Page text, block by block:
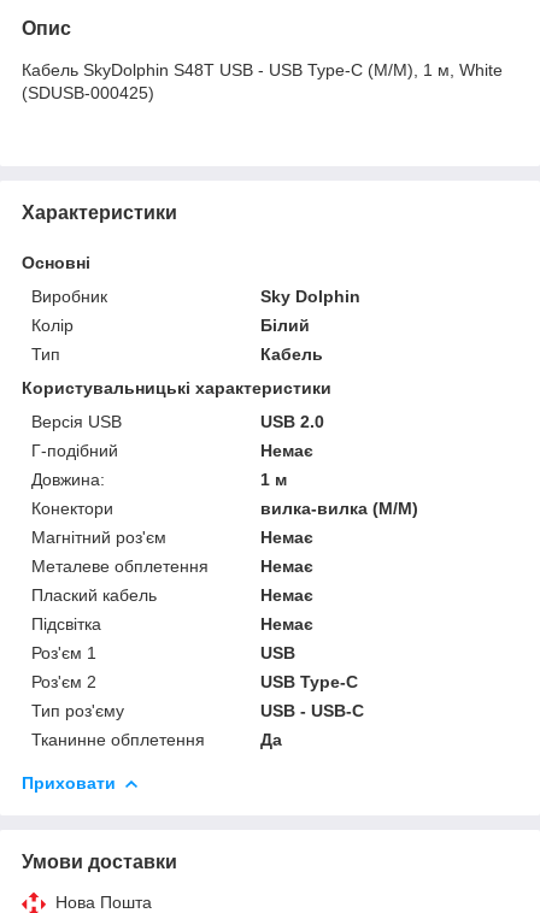
Опис
Кабель SkyDolphin S48T USB - USB Type-C (M/M), 1 м, White
(SDUSB-000425)
Характеристики
Основні
Виробник
Sky Dolphin
Колір
Білий
Тип
Кабель
Користувальницькі характеристики
Версія USB
USB 2.0
Г-подібний
Немає
Довжина:
1 м
Конектори
вилка-вилка (M/M)
Магнітний роз'єм
Немає
Металеве обплетення
Немає
Плаский кабель
Немає
Підсвітка
Немає
Роз'єм 1
USB
Роз'єм 2
USB Type-C
Тип роз'єму
USB - USB-C
Тканинне обплетення
Да
Приховати
Умови доставки
Нова Пошта